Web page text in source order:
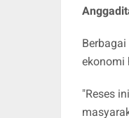
ekonomi
"Reses